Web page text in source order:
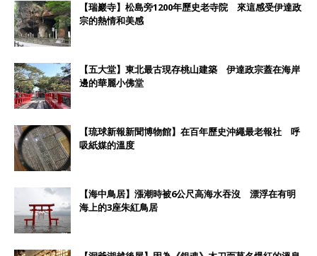
【瑞巖寺】松島旁1200年歷史老寺院 來這感受伊達政
宗的熱情和美感
【五大堂】東北最古現存桃山建築 伊達政宗蓋在海岸
邊的華麗小佛堂
【琉球新報新聞博物館】在百年歷史沖繩最老報社 呼
吸紙媒的溫度
【海中鳥居】漲潮時被6公尺高海水吞沒 漂浮在有明
海上的3座朱紅鳥居